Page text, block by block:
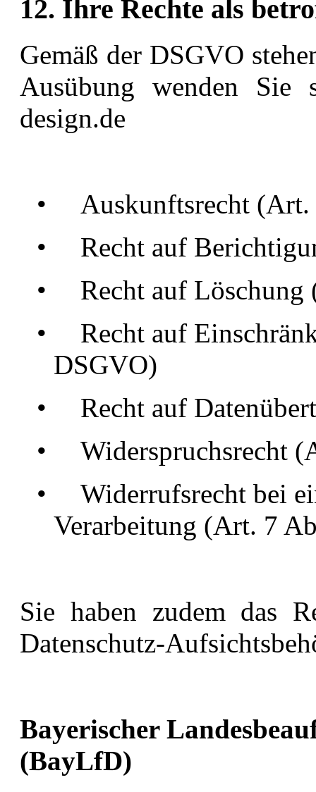
12. Ihre Rechte als
Gemäß der DSGVO
Ausübung wenden Sie
design.de
•
Auskunftsrecht
•
Recht auf
•
Recht auf
•
Recht auf
DSGVO)
•
Recht auf
•
Widerspruchsrecht
•
Widerrufsrecht bei
Verarbeitung (Art. 7
Sie haben zudem das
Datenschutz-
Bayerischer
(BayLfD)